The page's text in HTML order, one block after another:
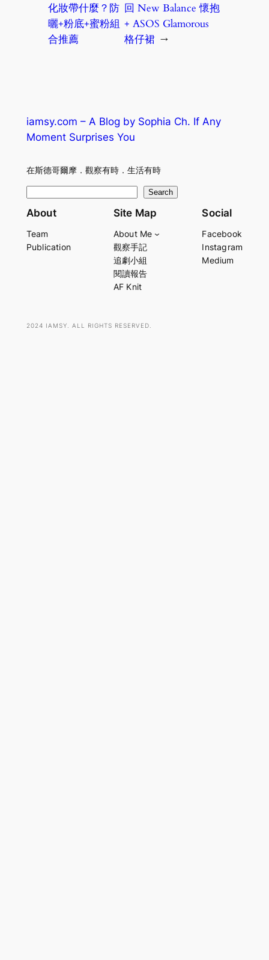
化妝帶什麼？防
曬+粉底+蜜粉組
合推薦
回 New Balance 懷抱
+ ASOS Glamorous
格仔裙 →
iamsy.com – A Blog by Sophia Ch. If Any
Moment Surprises You
在斯德哥爾摩．觀察有時．生活有時
e
r
Search
About
Team
Publication
Site Map
About Me
觀察手記
追劇小組
閱讀報告
AF Knit
Social
Facebook
Instagram
Medium
2024 IAMSY. ALL RIGHTS RESERVED.